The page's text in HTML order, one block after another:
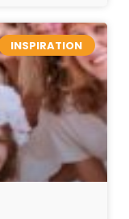
INSPIRATION